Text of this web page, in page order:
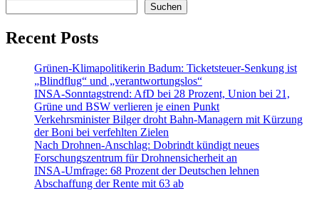
Suchen
Recent Posts
Grünen-Klimapolitikerin Badum: Ticketsteuer-Senkung ist
„Blindflug“ und „verantwortungslos“
INSA-Sonntagstrend: AfD bei 28 Prozent, Union bei 21,
Grüne und BSW verlieren je einen Punkt
Verkehrsminister Bilger droht Bahn-Managern mit Kürzung
der Boni bei verfehlten Zielen
Nach Drohnen-Anschlag: Dobrindt kündigt neues
Forschungszentrum für Drohnensicherheit an
INSA-Umfrage: 68 Prozent der Deutschen lehnen
Abschaffung der Rente mit 63 ab